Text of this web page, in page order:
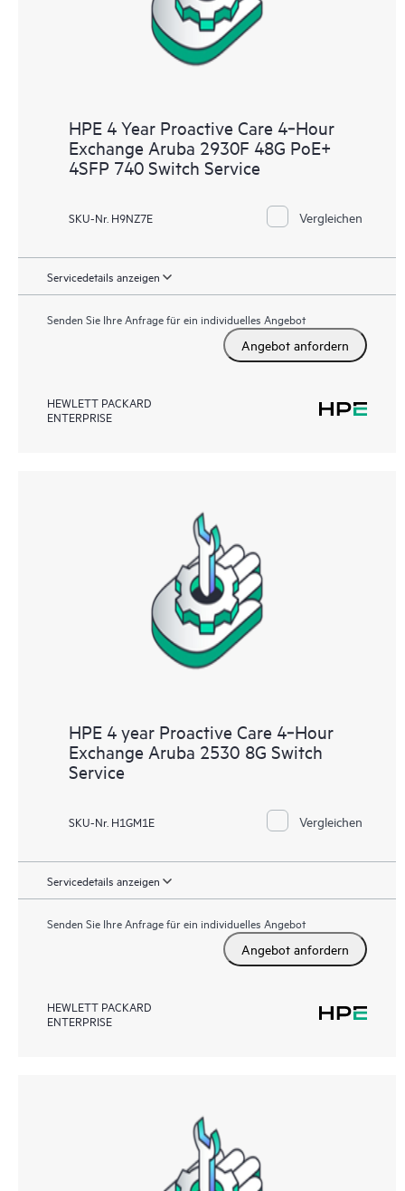
HPE 4 Year Proactive Care 4‑Hour
Exchange Aruba 2930F 48G PoE+
4SFP 740 Switch Service
SKU-Nr. H9NZ7E Vergleichen
Servicedetails anzeigen
Senden Sie Ihre Anfrage für ein individuelles Angebot
Angebot anfordern
HEWLETT PACKARD
ENTERPRISE
HPE 4 year Proactive Care 4‑Hour
Exchange Aruba 2530 8G Switch
Service
SKU-Nr. H1GM1E Vergleichen
Servicedetails anzeigen
Senden Sie Ihre Anfrage für ein individuelles Angebot
Angebot anfordern
HEWLETT PACKARD
ENTERPRISE